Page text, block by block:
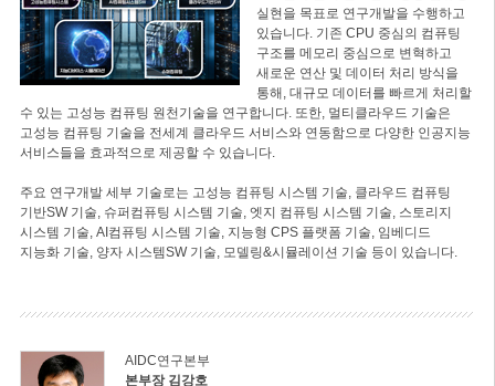
실현을 목표로 연구개발을 수행하고
있습니다. 기존 CPU 중심의 컴퓨팅
구조를 메모리 중심으로 변혁하고
새로운 연산 및 데이터 처리 방식을
통해, 대규모 데이터를 빠르게 처리할
수 있는 고성능 컴퓨팅 원천기술을 연구합니다. 또한, 멀티클라우드 기술은
고성능 컴퓨팅 기술을 전세계 클라우드 서비스와 연동함으로 다양한 인공지능
서비스들을 효과적으로 제공할 수 있습니다.
주요 연구개발 세부 기술로는 고성능 컴퓨팅 시스템 기술, 클라우드 컴퓨팅
기반SW 기술, 슈퍼컴퓨팅 시스템 기술, 엣지 컴퓨팅 시스템 기술, 스토리지
시스템 기술, AI컴퓨팅 시스템 기술, 지능형 CPS 플랫폼 기술, 임베디드
지능화 기술, 양자 시스템SW 기술, 모델링&시뮬레이션 기술 등이 있습니다.
AIDC연구본부
본부장 김강호